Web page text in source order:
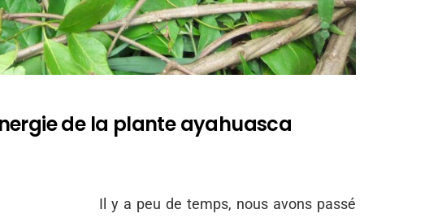
de la plante ayahuasca
Il y a peu de temps, nous avons passé